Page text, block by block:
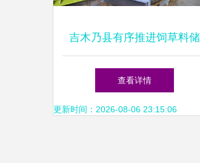
吉木乃县有序推进饲草料储
备，保障畜牧业稳定发展
查看详情
更新时间：2026-08-06 23:15:06